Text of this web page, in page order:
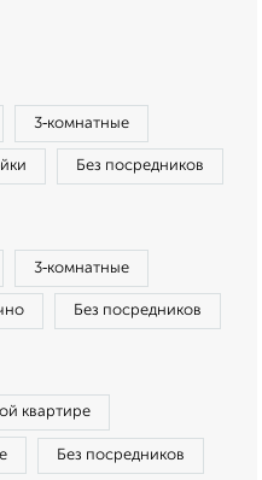
3‑комнатные
Без посредников
3‑комнатные
Без посредников
квартире
Без посредников